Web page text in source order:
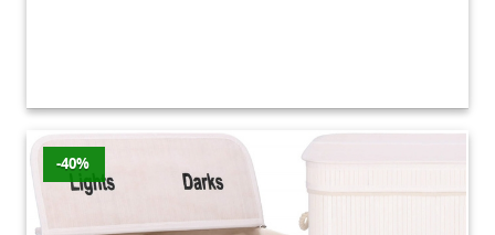
-40%